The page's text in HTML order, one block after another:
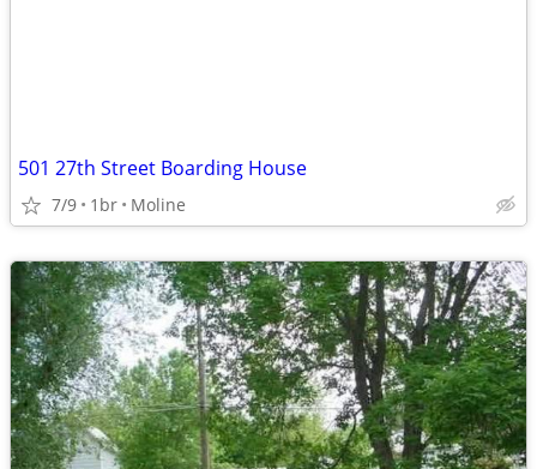
501 27th Street Boarding House
7/9 1br Moline